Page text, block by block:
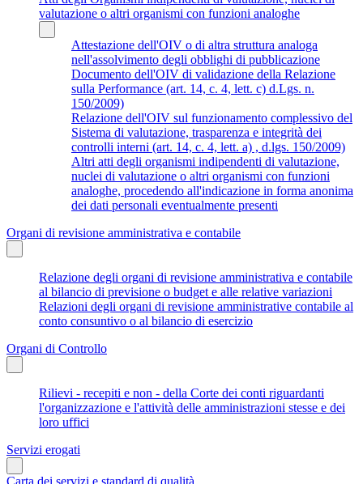
valutazione o altri organismi con funzioni analoghe
Attestazione dell'OIV o di altra struttura analoga
nell'assolvimento degli obblighi di pubblicazione
Documento dell'OIV di validazione della Relazione
sulla Performance (art. 14, c. 4, lett. c) d.Lgs. n.
150/2009)
Relazione dell'OIV sul funzionamento complessivo del
Sistema di valutazione, trasparenza e integrità dei
controlli interni (art. 14, c. 4, lett. a) , d.lgs. 150/2009)
Altri atti degli organismi indipendenti di valutazione,
nuclei di valutazione o altri organismi con funzioni
analoghe, procedendo all'indicazione in forma anonima
dei dati personali eventualmente presenti
Organi di revisione amministrativa e contabile
Relazione degli organi di revisione amministrativa e contabile
al bilancio di previsione o budget e alle relative variazioni
Relazioni degli organi di revisione amministrative contabile al
conto consuntivo o al bilancio di esercizio
Organi di Controllo
Rilievi - recepiti e non - della Corte dei conti riguardanti
l'organizzazione e l'attività delle amministrazioni stesse e dei
loro uffici
Servizi erogati
Carta dei servizi e standard di qualità